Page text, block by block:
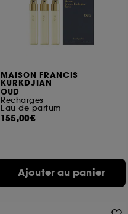
MAISON FRANCIS
KURKDJIAN
OUD
Recharges
Eau de parfum
155,00€
Ajouter au panier